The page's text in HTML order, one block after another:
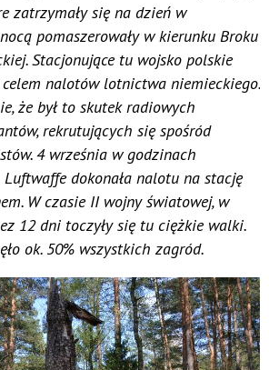
zatrzymały się na dzień w
pomaszerowały w kierunku Broku
Stacjonujące tu wojsko polskie
celem nalotów lotnictwa niemieckiego.
że był to skutek radiowych
rekrutujących się spośród
4 września w godzinach
dokonała nalotu na stację
W czasie II wojny światowej, w
12 dni toczyły się tu ciężkie walki.
ok. 50% wszystkich zagród.